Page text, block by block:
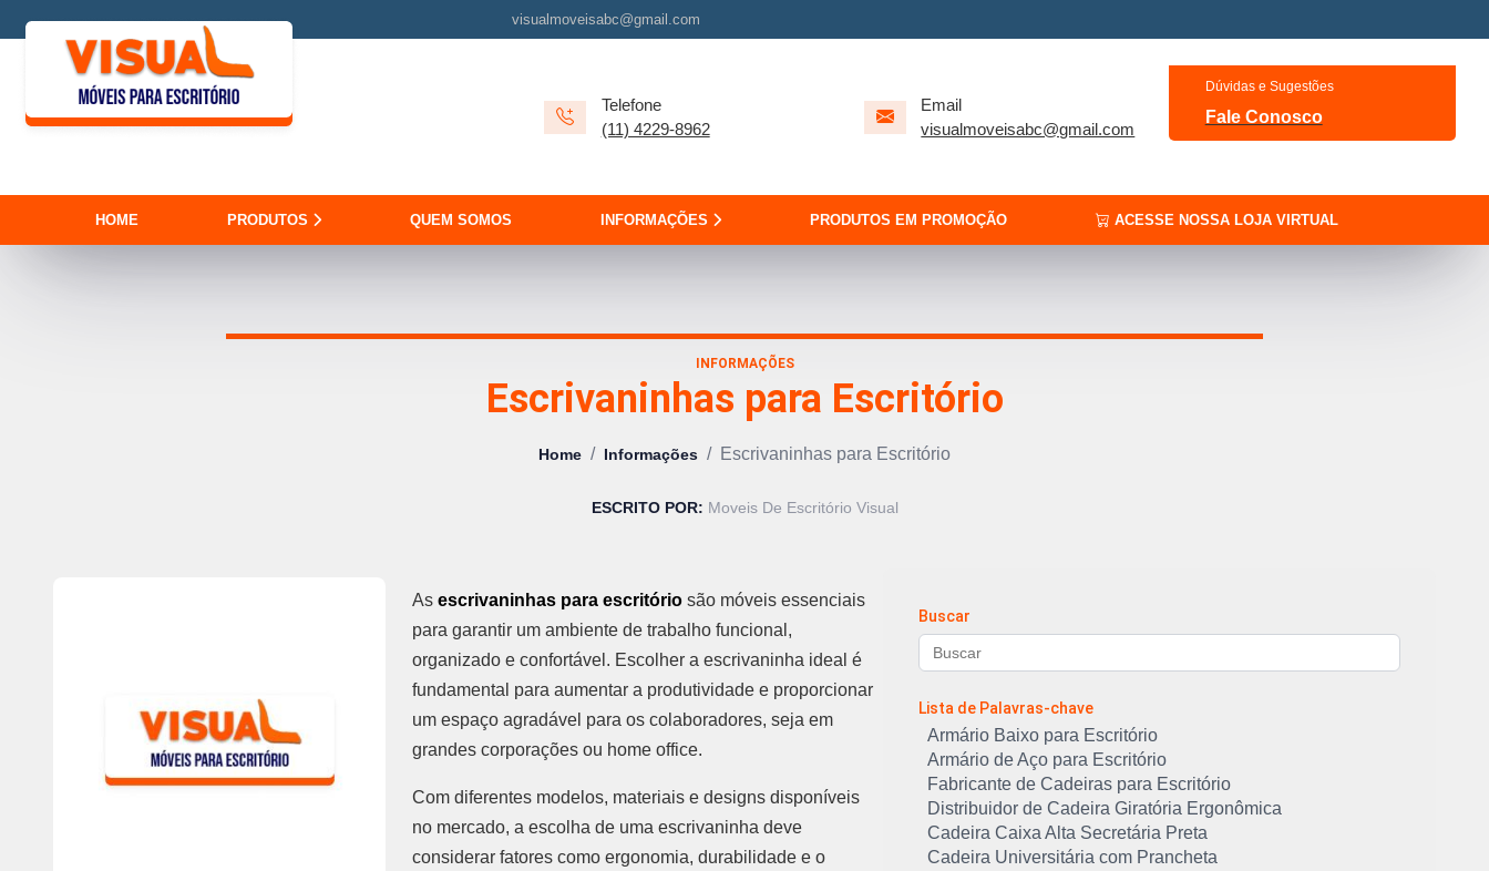
visualmoveisabc@gmail.com
Telefone
(11) 4229-8962
Email
visualmoveisabc@gmail.com
Dúvidas e Sugestões
Fale Conosco
HOME PRODUTOS QUEM SOMOS INFORMAÇÕES PRODUTOS EM PROMOÇÃO ACESSE NOSSA LOJA VIRTUAL
INFORMAÇÕES
Escrivaninhas para Escritório
Home / Informações / Escrivaninhas para Escritório
ESCRITO POR: Moveis De Escritório Visual
As escrivaninhas para escritório são móveis essenciais
para garantir um ambiente de trabalho funcional,
organizado e confortável. Escolher a escrivaninha ideal é
fundamental para aumentar a produtividade e proporcionar
um espaço agradável para os colaboradores, seja em
grandes corporações ou home office.
Com diferentes modelos, materiais e designs disponíveis
no mercado, a escolha de uma escrivaninha deve
considerar fatores como ergonomia, durabilidade e o
Buscar
Lista de Palavras-chave
Armário Baixo para Escritório
Armário de Aço para Escritório
Fabricante de Cadeiras para Escritório
Distribuidor de Cadeira Giratória Ergonômica
Cadeira Caixa Alta Secretária Preta
Cadeira Universitária com Prancheta